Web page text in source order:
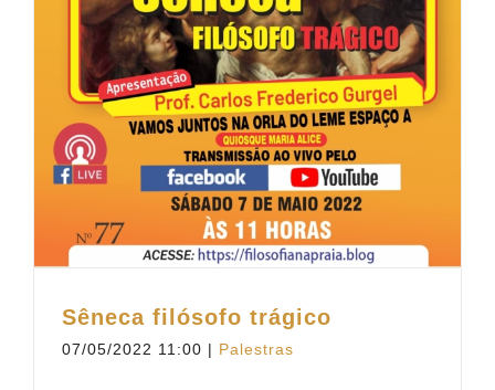
Sêneca filósofo trágico
07/05/2022 11:00 | Palestras